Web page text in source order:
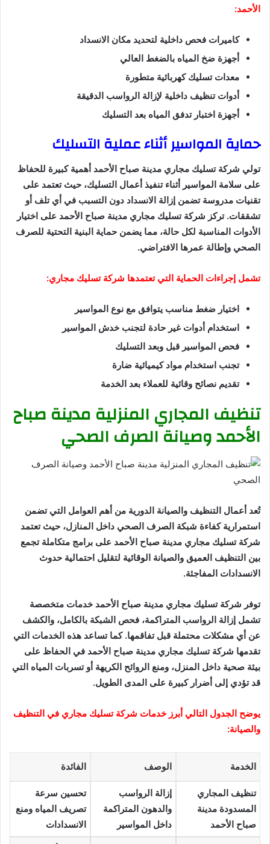
الأحمد:
كاميرات فحص داخلية لتحديد مكان الانسداد
أجهزة ضخ المياه بالضغط العالي
معدات تسليك كهربائية متطورة
أدوات تنظيف داخلية لإزالة الرواسب الدقيقة
أجهزة اختبار تدفق المياه بعد التسليك
حماية المواسير أثناء عملية التسليك
تولي شركة تسليك مجاري مدينة صباح الأحمد أهمية كبيرة للحفاظ
على سلامة المواسير أثناء تنفيذ أعمال التسليك، حيث تعتمد على
تقنيات مدروسة تضمن إزالة الانسداد دون التسبب في أي تلف أو
تشققات. تركز شركة تسليك مجاري مدينة صباح الأحمد على اختيار
الأدوات المناسبة لكل حالة، مما يضمن حماية البنية التحتية للصرف
الصحي وإطالة عمرها الافتراضي.
تشمل إجراءات الحماية التي تعتمدها شركة تسليك مجاري:
اختيار ضغط مناسب يتوافق مع نوع المواسير
استخدام أدوات غير حادة لتجنب خدش المواسير
فحص المواسير قبل وبعد التسليك
تجنب استخدام مواد كيميائية ضارة
تقديم نصائح وقائية للعملاء بعد الخدمة
تنظيف المجاري المنزلية مدينة صباح
الأحمد وصيانة الصرف الصحي
تُعد أعمال التنظيف والصيانة الدورية من أهم العوامل التي تضمن
استمرارية كفاءة شبكة الصرف الصحي داخل المنازل، حيث تعتمد
شركة تسليك مجاري مدينة صباح الأحمد على برامج متكاملة تجمع
بين التنظيف العميق والصيانة الوقائية لتقليل احتمالية حدوث
الانسدادات المفاجئة.
توفر شركة تسليك مجاري مدينة صباح الأحمد خدمات متخصصة
تشمل إزالة الرواسب المتراكمة، فحص الشبكة بالكامل، والكشف
عن أي مشكلات محتملة قبل تفاقمها. كما تساعد هذه الخدمات التي
تقدمها شركة تسليك مجاري مدينة صباح الأحمد في الحفاظ على
بيئة صحية داخل المنزل، ومنع الروائح الكريهة أو تسربات المياه التي
قد تؤدي إلى أضرار كبيرة على المدى الطويل.
يوضح الجدول التالي أبرز خدمات شركة تسليك مجاري في التنظيف
والصيانة:
الخدمة الوصف الفائدة
تنظيف المجاري
المسدودة مدينة
صباح الأحمد
إزالة الرواسب
والدهون المتراكمة
داخل المواسير
تحسين سرعة
تصريف المياه ومنع
الانسدادات